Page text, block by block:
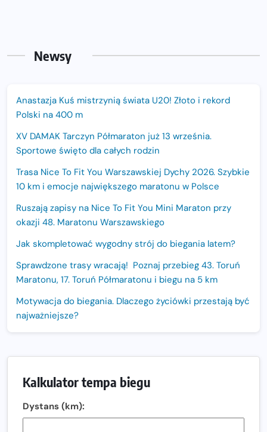
Newsy
Anastazja Kuś mistrzynią świata U20! Złoto i rekord
Polski na 400 m
XV DAMAK Tarczyn Półmaraton już 13 września.
Sportowe święto dla całych rodzin
Trasa Nice To Fit You Warszawskiej Dychy 2026. Szybkie
10 km i emocje największego maratonu w Polsce
Ruszają zapisy na Nice To Fit You Mini Maraton przy
okazji 48. Maratonu Warszawskiego
Jak skompletować wygodny strój do biegania latem?
Sprawdzone trasy wracają! Poznaj przebieg 43. Toruń
Maratonu, 17. Toruń Półmaratonu i biegu na 5 km
Motywacja do biegania. Dlaczego życiówki przestają być
najważniejsze?
Sprawdzony przebieg i profil stworzony do szybkiego
biegania
Kalkulator tempa biegu
Dystans (km):